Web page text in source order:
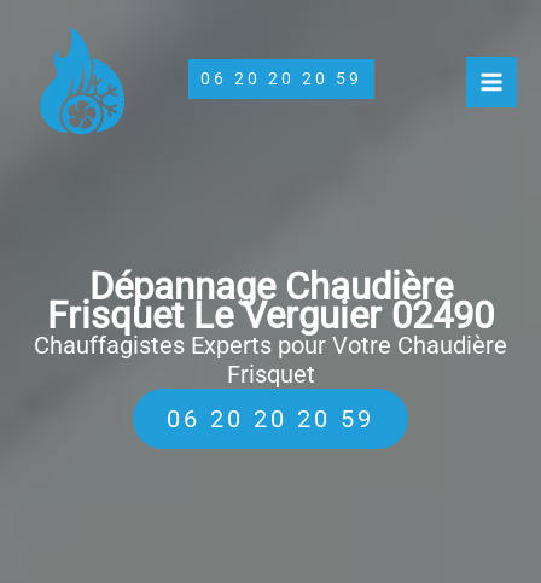
contenu
06 20 20 20 59
Dépannage Chaudière
Frisquet Le Verguier 02490
Chauffagistes Experts pour Votre Chaudière
Frisquet
06 20 20 20 59